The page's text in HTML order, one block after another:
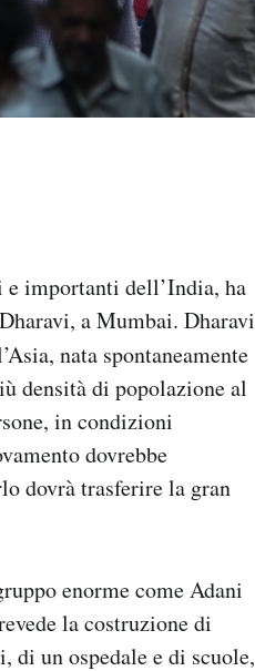
importanti dell’India, ha
a Mumbai. Dharavi
nata spontaneamente
densità di popolazione al
in condizioni
dovrebbe
dovrà trasferire la gran
enorme come Adani
la costruzione di
un ospedale e di scuole,